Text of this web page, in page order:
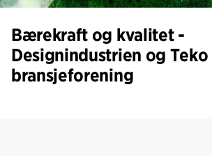
Bærekraft og kvalitet -
Designindustrien og Teko
bransjeforening